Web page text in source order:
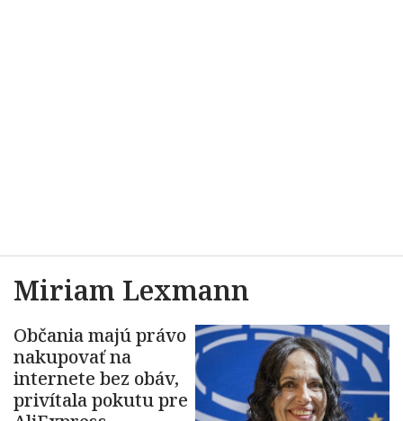
Miriam Lexmann
Občania majú právo
nakupovať na
internete bez obáv,
privítala pokutu pre